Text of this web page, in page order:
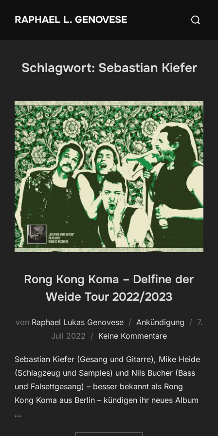
InhaltRAPHAEL L. GENOVESE
Suchen
Schlagwort: Sebastian Kiefer
Rong Kong Koma – Delfine der
Weide Tour 2022/2023
von Raphael Lukas Genovese Ankündigung
7.
Juli 2022
Keine Kommentare
Sebastian Kiefer (Gesang und Gitarre), Mike Heide
(Schlagzeug und Samples) und Nils Bucher (Bass
und Falsettgesang) – besser bekannt als Rong
Kong Koma aus Berlin – kündigen ihr neues Album
…